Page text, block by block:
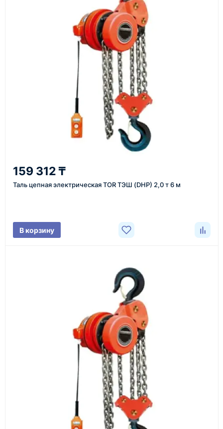
Как оформить заказ
Оставьте заявку на сайте, по телефону или через
форму обратного звонка.
Уточнение задачи
Менеджер связывается с вами, уточняет
Подбираем оборудование, рассчитываем
стоимость товара и ориентировочную стоимость
Счёт и оплата
Согласовываем условия, готовим счёт, договор
или спецификацию и принимаем оплату по
159 312 ₸
Таль цепная электрическая TOR ТЭШ (DHP) 2,0 т 6 м
В корзину